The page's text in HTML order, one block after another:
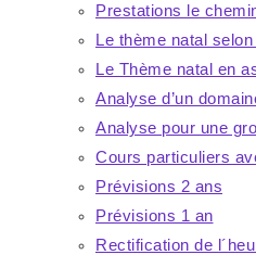
panel.
Prestations le
Le thème natal
Le Thème natal en
Analyse d’un
Analyse pour une
Cours particuliers
Prévisions 2 ans
Prévisions 1 an
Rectification de